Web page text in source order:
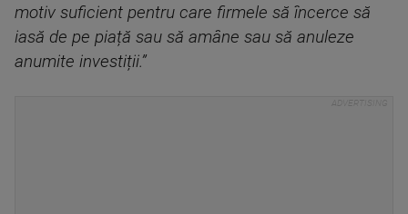
motiv suficient pentru care firmele să încerce să
iasă de pe piață sau să amâne sau să anuleze
anumite investiții.”